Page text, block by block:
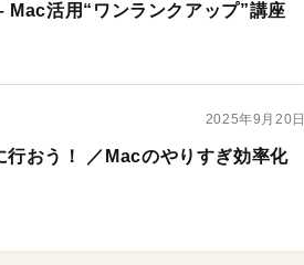
Mac活用“ワンランクアップ”講座
2025年9月20日
行おう！ ／Macのやりすぎ効率化